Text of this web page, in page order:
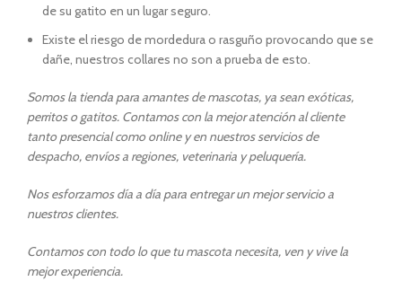
de su gatito en un lugar seguro.
Existe el riesgo de mordedura o rasguño provocando que se
dañe, nuestros collares no son a prueba de esto.
Somos la tienda para amantes de mascotas, ya sean exóticas,
perritos o gatitos. Contamos con la mejor atención al cliente
tanto presencial como online y en nuestros servicios de
despacho, envíos a regiones, veterinaria y peluquería.
Nos esforzamos día a día para entregar un mejor servicio a
nuestros clientes.
Contamos con todo lo que tu mascota necesita, ven y vive la
mejor experiencia.